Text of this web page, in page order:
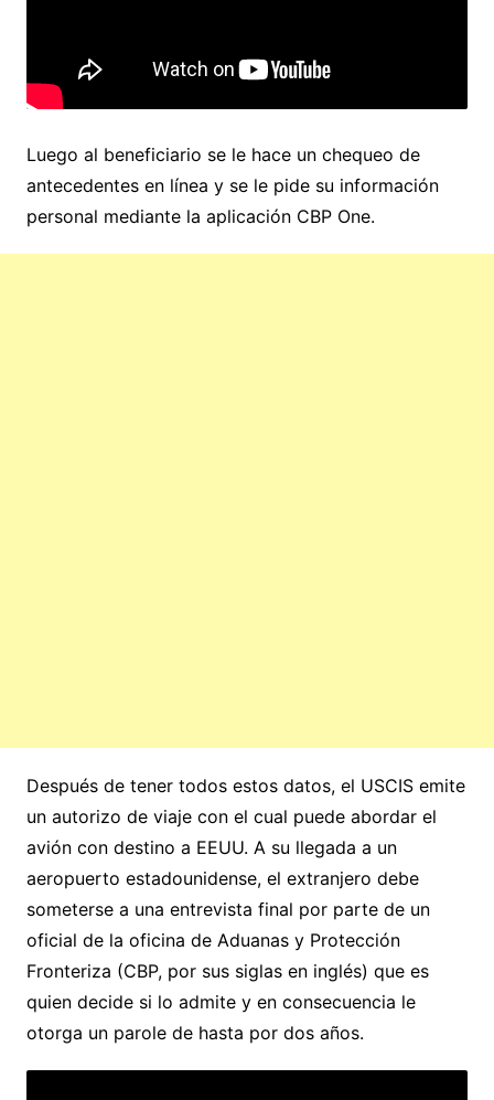
Luego al beneficiario se le hace un chequeo de
antecedentes en línea y se le pide su información
personal mediante la aplicación CBP One.
Después de tener todos estos datos, el USCIS emite
un autorizo de viaje con el cual puede abordar el
avión con destino a EEUU. A su llegada a un
aeropuerto estadounidense, el extranjero debe
someterse a una entrevista final por parte de un
oficial de la oficina de Aduanas y Protección
Fronteriza (CBP, por sus siglas en inglés) que es
quien decide si lo admite y en consecuencia le
otorga un parole de hasta por dos años.